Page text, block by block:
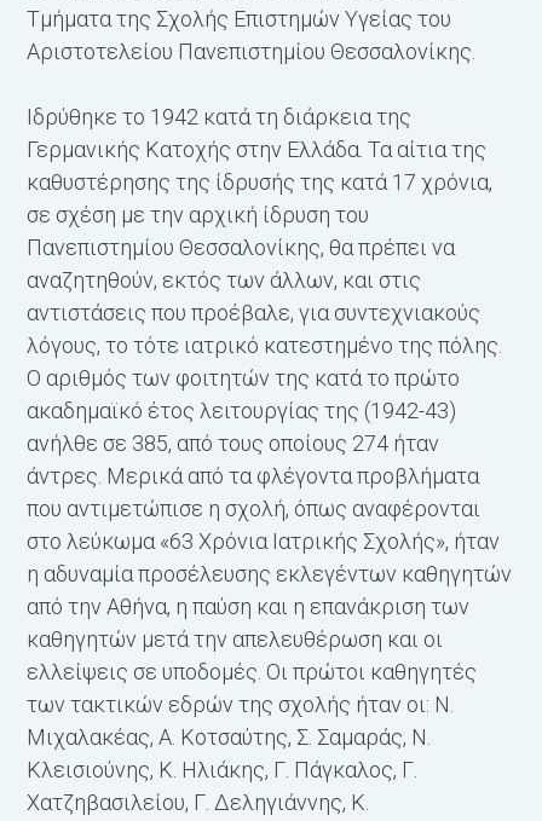
Τμήματα της Σχολής Επιστημών Υγείας του
Αριστοτελείου Πανεπιστημίου Θεσσαλονίκης.
Ιδρύθηκε το 1942 κατά τη διάρκεια της
Γερμανικής Κατοχής στην Ελλάδα. Τα αίτια της
καθυστέρησης της ίδρυσής της κατά 17 χρόνια,
σε σχέση με την αρχική ίδρυση του
Πανεπιστημίου Θεσσαλονίκης, θα πρέπει να
αναζητηθούν, εκτός των άλλων, και στις
αντιστάσεις που προέβαλε, για συντεχνιακούς
λόγους, το τότε ιατρικό κατεστημένο της πόλης.
Ο αριθμός των φοιτητών της κατά το πρώτο
ακαδημαϊκό έτος λειτουργίας της (1942-43)
ανήλθε σε 385, από τους οποίους 274 ήταν
άντρες. Μερικά από τα φλέγοντα προβλήματα
που αντιμετώπισε η σχολή, όπως αναφέρονται
στο λεύκωμα «63 Χρόνια Ιατρικής Σχολής», ήταν
η αδυναμία προσέλευσης εκλεγέντων καθηγητών
από την Αθήνα, η παύση και η επανάκριση των
καθηγητών μετά την απελευθέρωση και οι
ελλείψεις σε υποδομές. Οι πρώτοι καθηγητές
των τακτικών εδρών της σχολής ήταν οι: Ν.
Μιχαλακέας, Α. Κοτσαύτης, Σ. Σαμαράς, Ν.
Κλεισιούνης, Κ. Ηλιάκης, Γ. Πάγκαλος, Γ.
Χατζηβασιλείου, Γ. Δεληγιάννης, Κ.